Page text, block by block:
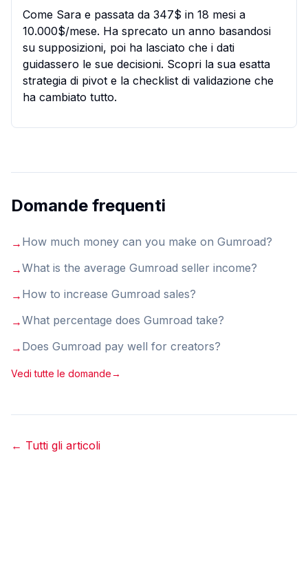
Come Sara e passata da 347$ in 18 mesi a
10.000$/mese. Ha sprecato un anno basandosi
su supposizioni, poi ha lasciato che i dati
guidassero le sue decisioni. Scopri la sua esatta
strategia di pivot e la checklist di validazione che
ha cambiato tutto.
Domande frequenti
→ How much money can you make on Gumroad?
→What is the average Gumroad seller income?
→ How to increase Gumroad sales?
→What percentage does Gumroad take?
→ Does Gumroad pay well for creators?
Vedi tutte le domande→
← Tutti gli articoli